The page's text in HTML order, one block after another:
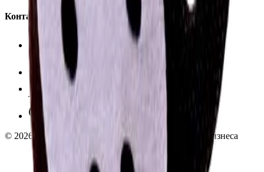
Контакты
+7 (495) 135-35-99
sales@insafe.ru
Москва, Люблинская ул., 153.
ТЦ «Люблю Молл», -1 уровень
Ежедневно 10:00 — 19:00
© 2026 InSafe.ru — Товары и технологии для автобизнеса